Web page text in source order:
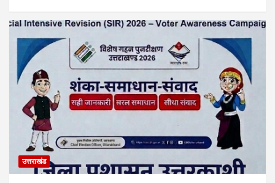
उत्तराखंड